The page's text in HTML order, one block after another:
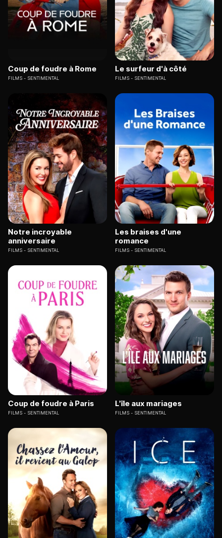
Coup de foudre à Rome
FILMS SENTIMENTAL
Le surfeur d'à côté
FILMS SENTIMENTAL
Notre incroyable
anniversaire
FILMS SENTIMENTAL
Les braises d'une
romance
FILMS SENTIMENTAL
Coup de foudre à Paris
FILMS SENTIMENTAL
L'île aux mariages
FILMS SENTIMENTAL